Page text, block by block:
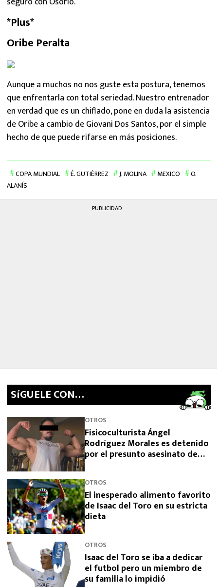
*Plus*
Oribe Peralta
Aunque a muchos no nos guste esta postura, tenemos
que enfrentarla con total seriedad. Nuestro entrenador
en verdad que es un chiflado, pone en duda la asistencia
de Oribe a cambio de Giovani Dos Santos, por el simple
hecho de que puede rifarse en más posiciones.
COPA MUNDIAL É. GUTIÉRREZ J. MOLINA MEXICO
O.
ALANÍS
PUBLICIDAD
SíGUELE CON…
OTROS
Fisicoculturista Ángel
Rodríguez Morales es detenido
por el presunto asesinato de
OTROS
El inesperado alimento favorito
de Isaac del Toro en su estricta
dieta
OTROS
Isaac del Toro se iba a dedicar
el futbol pero un miembro de
su familia lo impidió